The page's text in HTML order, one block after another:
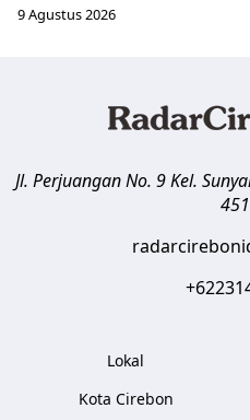
9 Agustus 2026
Jl. Perjuangan No. 9 Kel.
Lokal
Kota Cirebon